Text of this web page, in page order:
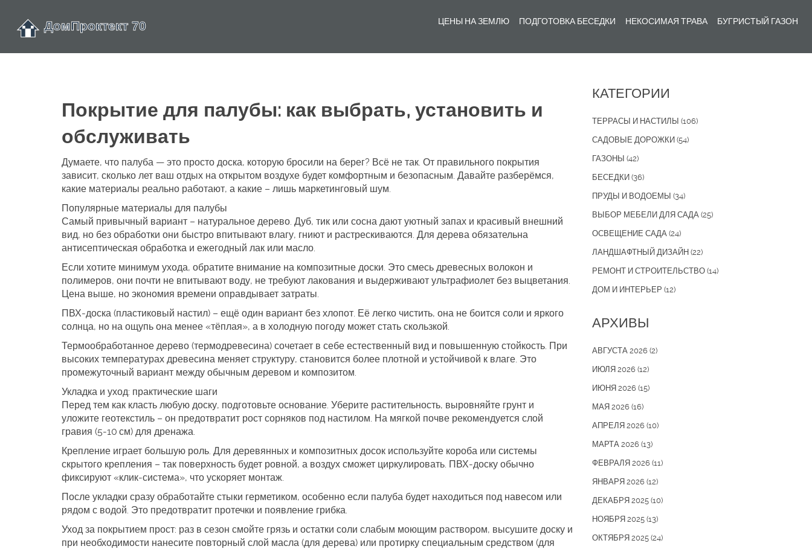
ЦЕНЫ НА ЗЕМЛЮ ПОДГОТОВКА БЕСЕДКИ НЕКОСИМАЯ ТРАВА БУГРИСТЫЙ ГАЗОН
Покрытие для палубы: как выбрать, установить и
обслуживать
Думаете, что палуба — это просто доска, которую бросили на берег? Всё не так. От правильного покрытия
зависит, сколько лет ваш отдых на открытом воздухе будет комфортным и безопасным. Давайте разберёмся,
какие материалы реально работают, а какие – лишь маркетинговый шум.
Популярные материалы для палубы
Самый привычный вариант – натуральное дерево. Дуб, тик или сосна дают уютный запах и красивый внешний
вид, но без обработки они быстро впитывают влагу, гниют и растрескиваются. Для дерева обязательна
антисептическая обработка и ежегодный лак или масло.
Если хотите минимум ухода, обратите внимание на композитные доски. Это смесь древесных волокон и
полимеров, они почти не впитывают воду, не требуют лакования и выдерживают ультрафиолет без выцветания.
Цена выше, но экономия времени оправдывает затраты.
ПВХ‑доска (пластиковый настил) – ещё один вариант без хлопот. Её легко чистить, она не боится соли и яркого
солнца, но на ощупь она менее «тёплая», а в холодную погоду может стать скользкой.
Термообработанное дерево (термодревесина) сочетает в себе естественный вид и повышенную стойкость. При
высоких температурах древесина меняет структуру, становится более плотной и устойчивой к влаге. Это
промежуточный вариант между обычным деревом и композитом.
Укладка и уход: практические шаги
Перед тем как класть любую доску, подготовьте основание. Уберите растительность, выровняйте грунт и
уложите геотекстиль – он предотвратит рост сорняков под настилом. На мягкой почве рекомендуется слой
гравия (5‑10 см) для дренажа.
Крепление играет большую роль. Для деревянных и композитных досок используйте короба или системы
скрытого крепления – так поверхность будет ровной, а воздух сможет циркулировать. ПВХ‑доску обычно
фиксируют «клик‑система», что ускоряет монтаж.
После укладки сразу обработайте стыки герметиком, особенно если палуба будет находиться под навесом или
рядом с водой. Это предотвратит протечки и появление грибка.
Уход за покрытием прост: раз в сезон смойте грязь и остатки соли слабым моющим раствором, высушите доску и
при необходимости нанесите повторный слой масла (для дерева) или протирку специальным средством (для
КАТЕГОРИИ
ТЕРРАСЫ И НАСТИЛЫ (106)
САДОВЫЕ ДОРОЖКИ (54)
ГАЗОНЫ (42)
БЕСЕДКИ (36)
ПРУДЫ И ВОДОЕМЫ (34)
ВЫБОР МЕБЕЛИ ДЛЯ САДА (25)
ОСВЕЩЕНИЕ САДА (24)
ЛАНДШАФТНЫЙ ДИЗАЙН (22)
РЕМОНТ И СТРОИТЕЛЬСТВО (14)
ДОМ И ИНТЕРЬЕР (12)
АРХИВЫ
АВГУСТА 2026 (2)
ИЮЛЯ 2026 (12)
ИЮНЯ 2026 (15)
МАЯ 2026 (16)
АПРЕЛЯ 2026 (10)
МАРТА 2026 (13)
ФЕВРАЛЯ 2026 (11)
ЯНВАРЯ 2026 (12)
ДЕКАБРЯ 2025 (10)
НОЯБРЯ 2025 (13)
ОКТЯБРЯ 2025 (24)